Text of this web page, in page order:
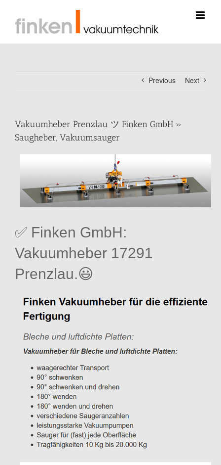
content
Previous Next
Vakuumheber Prenzlau ツ Finken GmbH »
Saugheber, Vakuumsauger
✅ Finken GmbH:
Vakuumheber 17291
Prenzlau.😃